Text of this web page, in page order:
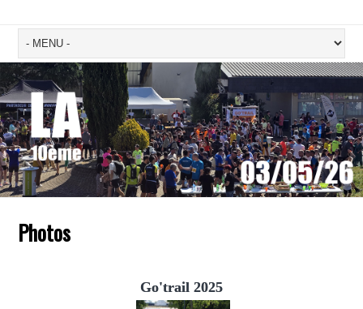
Photos
Go'trail 2025